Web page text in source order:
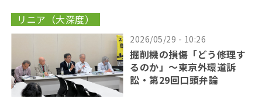
リニア（大深度）
2026/05/29 - 10:26
掘削機の損傷「どう修理す
るのか」〜東京外環道訴
訟・第29回口頭弁論